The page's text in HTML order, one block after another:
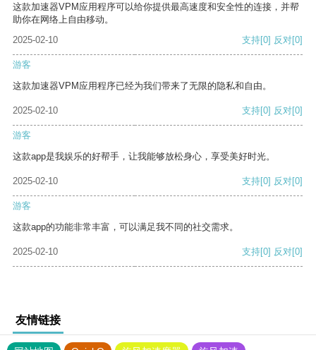
这款加速器VPM应用程序可以给你提供最高速度和安全性的连接，并帮
助你在网络上自由移动。
2025-02-10
支持[0] 反对[0]
游客
这款加速器VPM应用程序已经为我们带来了无限的隐私和自由。
2025-02-10 支持[0] 反对[0]
游客
这款app是我娱乐的好帮手，让我能够放松身心，享受美好时光。
2025-02-10 支持[0] 反对[0]
游客
这款app的功能非常丰富，可以满足我不同的社交需求。
2025-02-10 支持[0] 反对[0]
友情链接